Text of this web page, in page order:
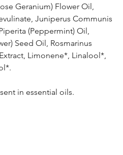
Geranium) Flower Oil,
Juniperus Communis
(Peppermint) Oil,
Seed Oil, Rosmarinus
Limonene*, Linalool*,
in essential oils.